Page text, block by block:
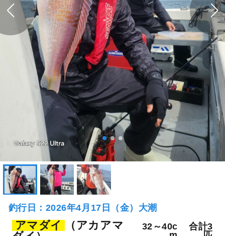
釣行日：2026年4月17日（金）大潮
アマダイ
（アカアマ
32～40c
合計3